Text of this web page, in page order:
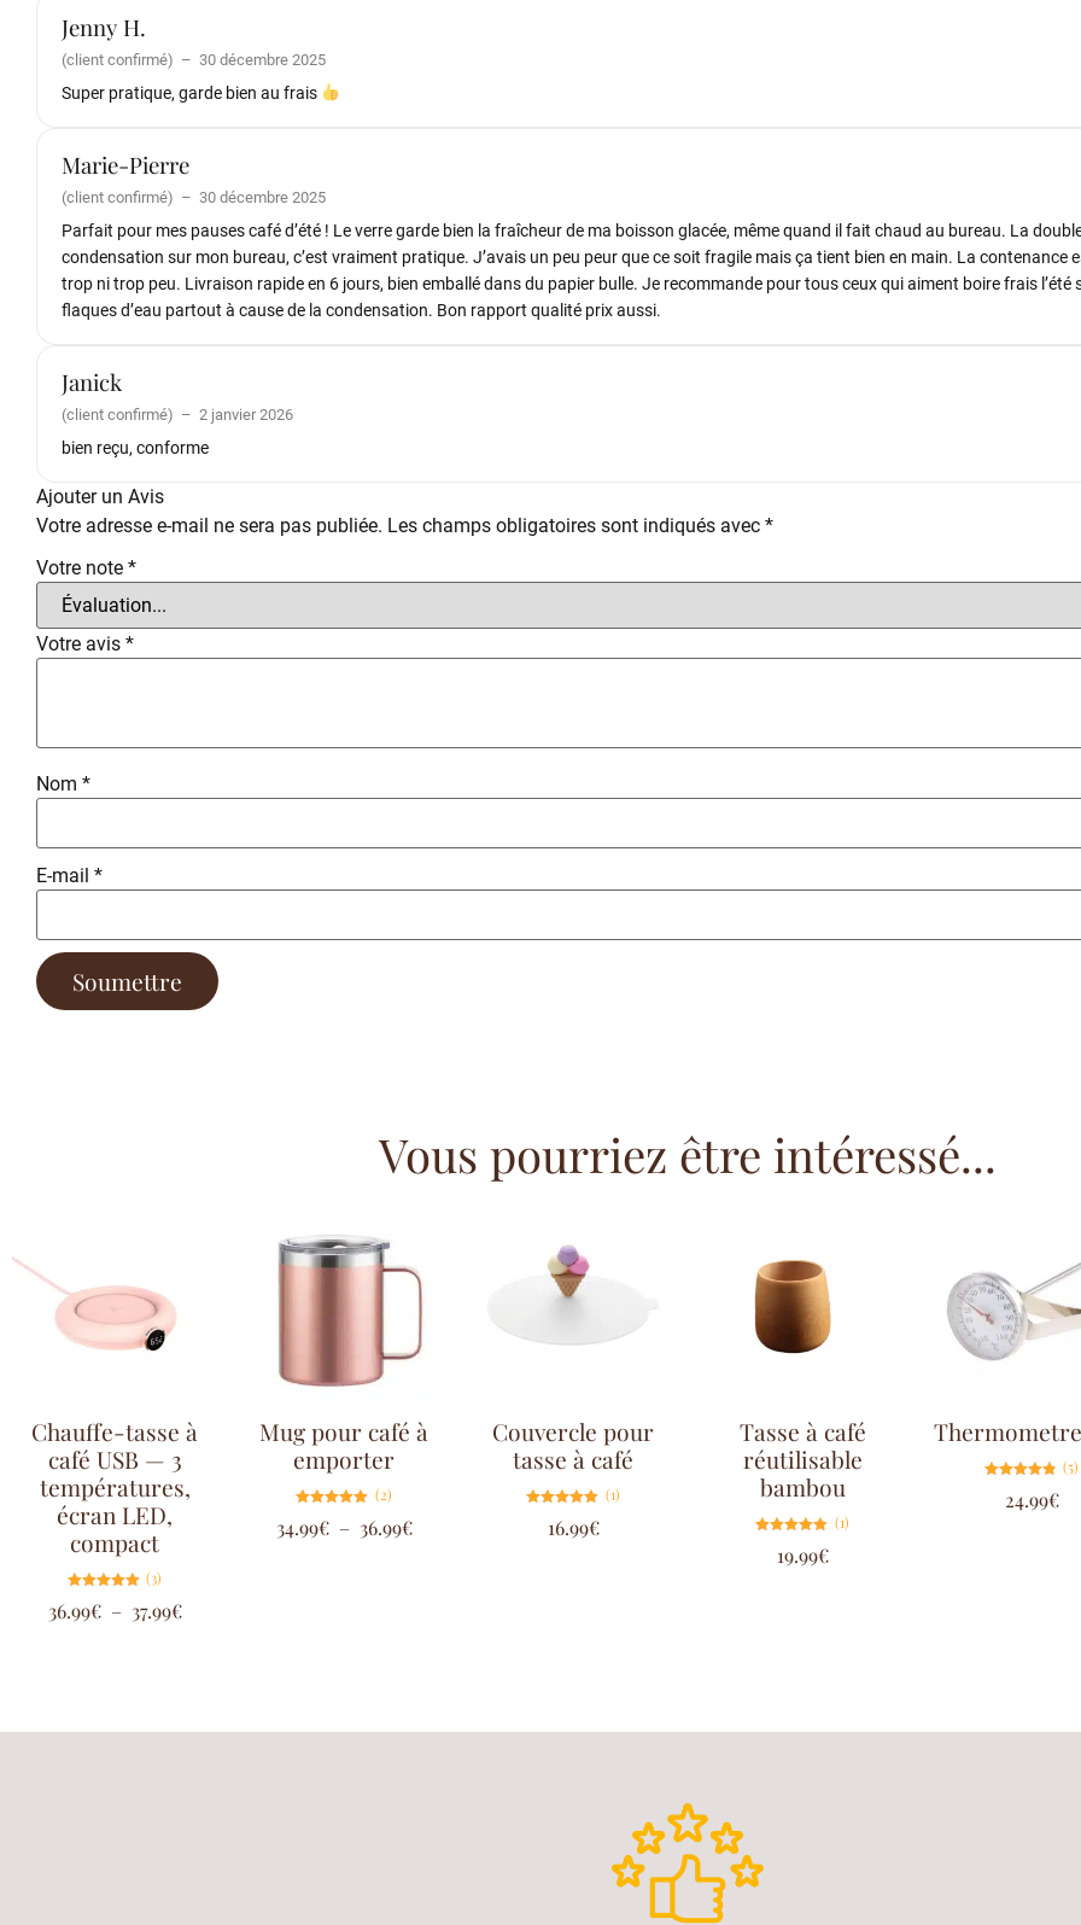
Jenny H.
(client confirmé) – 30 décembre 2025
Super pratique, garde bien au frais
Marie-Pierre
(client confirmé) – 30 décembre 2025
Parfait pour mes pauses café d’été ! Le verre garde bien la fraîcheur de ma boisson glacée, même quand il fait chaud au bureau. La
condensation sur mon bureau, c’est vraiment pratique. J’avais un peu peur que ce soit fragile mais ça tient bien en main. La contenance
trop ni trop peu. Livraison rapide en 6 jours, bien emballé dans du papier bulle. Je recommande pour tous ceux qui aiment boire frais l’été
flaques d’eau partout à cause de la condensation. Bon rapport qualité prix aussi.
Janick
(client confirmé) – 2 janvier 2026
bien reçu, conforme
Ajouter un Avis
Votre adresse e-mail ne sera pas publiée. Les champs obligatoires sont indiqués avec *
Votre note *
Votre avis *
Nom *
E-mail *
Vous pourriez être intéressé...
Chauffe-tasse à
café USB — 3
températures,
écran LED,
compact
5.00
sur 5
(3)
36.99€ – 37.99€
Mug pour café à
emporter
5.00
sur 5
(2)
34.99€ – 36.99€
Couvercle pour
tasse à café
5.00
sur 5
(1)
16.99€
Tasse à café
réutilisable
bambou
5.00
sur 5
(1)
19.99€
4.80
sur 5
(5)
24.99€